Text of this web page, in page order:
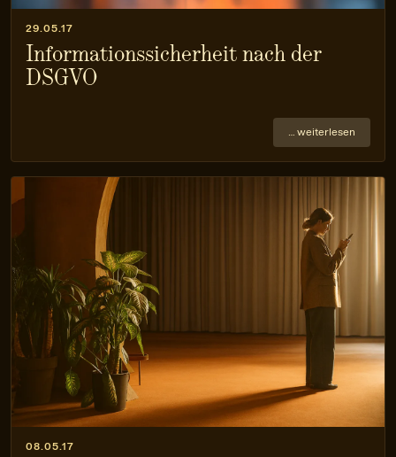
29.05.17
Informationssicherheit nach der
DSGVO
… weiterlesen
08.05.17